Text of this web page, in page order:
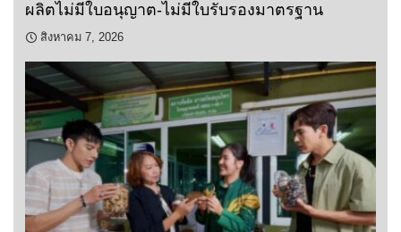
ผลิตไม่มีใบอนุญาต-ไม่มีใบรับรองมาตรฐาน
สิงหาคม 7, 2026